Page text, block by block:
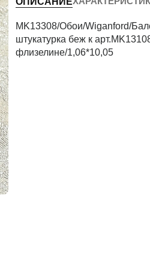
Периметр комнаты (м)
MK13308/Обои/Wiganford/
штукатурка беж к
флизелине/1,06*10,05